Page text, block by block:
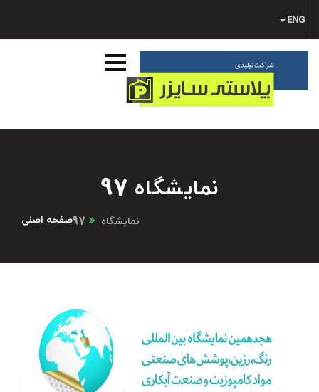
ENG
نمایشگاه 97
صفحه اصلی نمایشگاه 97